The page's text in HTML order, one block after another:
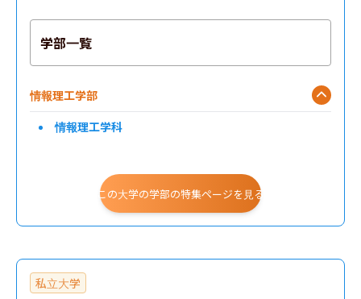
学部一覧
情報理工学部
情報理工学科
この大学の学部の特集ページを見る
私立大学